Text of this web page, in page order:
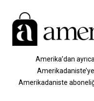
Amerika’dan
Amerikadaniste